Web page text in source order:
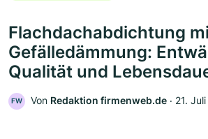
Flachdachabdichtung
Gefälledämmung:
Qualität und
FW Von Redaktion firmenweb.de ‧ 21.